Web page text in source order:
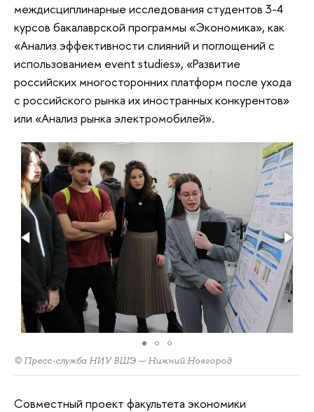
междисциплинарные исследования студентов 3-4
курсов бакалаврской программы «Экономика», как
«Анализ эффективности слияний и поглощений с
использованием event studies», «Развитие
российских многосторонних платформ после ухода
с российского рынка их иностранных конкурентов»
или «Анализ рынка электромобилей».
© Пресс-служба НИУ ВШЭ — Нижний Новгород
Совместный проект факультета экономики